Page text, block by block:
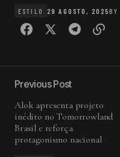
ESTILO 29 AGOSTO, 2025BY
Previous Post
Alok apresenta projeto
inédito no Tomorrowland
Brasil e reforça
protagonismo nacional